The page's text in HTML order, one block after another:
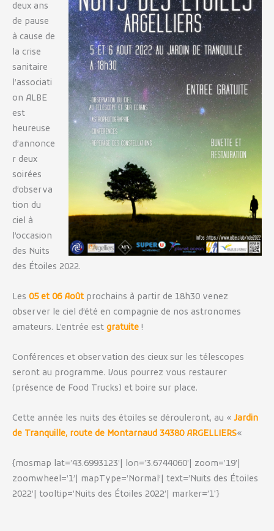
deux ans
de pause
à cause de
la crise
sanitaire
l’associati
on ALBE
est
heureuse
d’annonce
r deux
soirées
d’observa
tion du
ciel à
l’occasion
des Nuits
des Étoiles 2022.
Les 05 et 06 Aoûtprochains à partir de 18h30 venez
observer le ciel d’été en compagnie de nos astronomes
amateurs. L’entrée est gratuite !
Conférences et observation des cieux sur les télescopes
seront au programme. Vous pourrez vous restaurer
(présence de Food Trucks) et boire sur place.
Cette année les nuits des étoiles se dérouleront, au « Jardin
de Tranquille, route de Montarnaud 34380 ARGELLIERS«
{mosmap lat=’43.6993123’| lon=’3.6744060’| zoom=’19’|
zoomwheel=’1’| mapType=’Normal’| text=’Nuits des Étoiles
2022’| tooltip=’Nuits des Étoiles 2022’| marker=’1′}